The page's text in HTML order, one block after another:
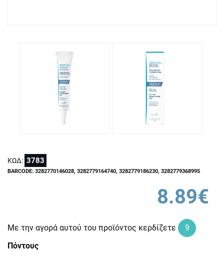
ΚΩΔ: 3783
BARCODE: 3282770146028, 3282779164740, 3282779186230, 3282779368995
8.89€
Με την αγορά αυτού του προϊόντος κερδίζετε
9
Πόντους